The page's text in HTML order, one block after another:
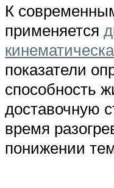
К
применяется
показатели
способность
доставочную
время
понижении